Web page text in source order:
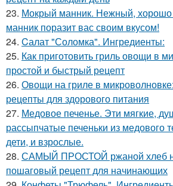
23. Мокрый манник. Нежный,
манник поразит вас своим вкусом!
24. Cалат "Соломка". Ингредиенты:
25. Как приготовить гриль овощи в
простой и быстрый рецепт
26. Овощи на гриле в
рецепты для здорового питания
27. Медовое печенье. Эти мягкие,
рассыпчатые печеньки из медового
дети, и взрослые.
28. САМЫЙ ПРОСТОЙ ржаной хлеб
пошаговый рецепт для начинающих